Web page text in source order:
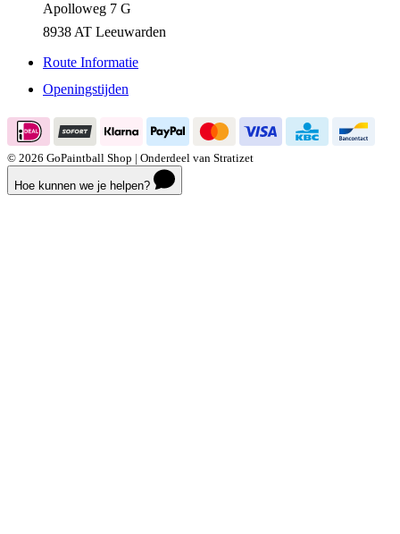
Apolloweg 7 G
8938 AT Leeuwarden
Route Informatie
Openingstijden
© 2026 GoPaintball Shop | Onderdeel van Stratizet
Hoe kunnen we je helpen?